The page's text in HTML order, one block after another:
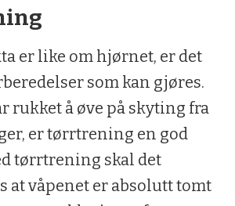
er like om hjørnet, er det
som kan gjøres.
rukket å øve på skyting fra
er tørrtrening en god
tørrtrening skal det
at våpenet er absolutt tomt